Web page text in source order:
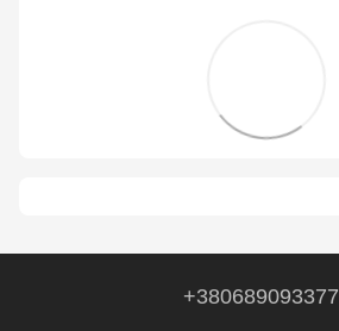
+380689093377